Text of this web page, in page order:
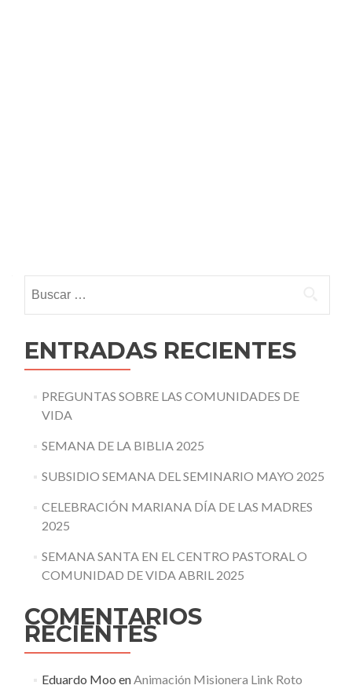
ENTRADAS RECIENTES
PREGUNTAS SOBRE LAS COMUNIDADES DE
VIDA
SEMANA DE LA BIBLIA 2025
SUBSIDIO SEMANA DEL SEMINARIO MAYO 2025
CELEBRACIÓN MARIANA DÍA DE LAS MADRES
2025
SEMANA SANTA EN EL CENTRO PASTORAL O
COMUNIDAD DE VIDA ABRIL 2025
COMENTARIOS
RECIENTES
Eduardo Moo enAnimación Misionera Link Roto